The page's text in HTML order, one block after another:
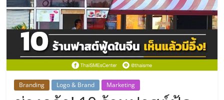
ThaiSMEsCenter,
รวม
ธุรกิจ
Branding Logo & Brand Marketing